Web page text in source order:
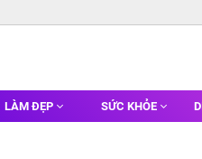
LÀM ĐẸP SỨC KHỎE